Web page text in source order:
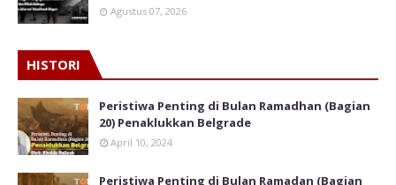
Agustus 07, 2026
HISTORI
Peristiwa Penting di Bulan Ramadhan (Bagian
20) Penaklukkan Belgrade
April 10, 2024
Peristiwa Penting di Bulan Ramadan (Bagian